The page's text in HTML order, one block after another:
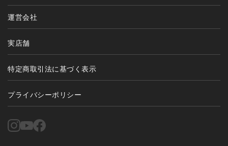
運営会社
実店舗
特定商取引法に基づく表示
プライバシーポリシー